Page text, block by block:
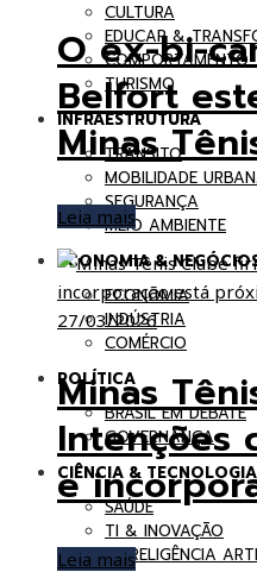
CULTURA
EDUCAR &
COMPORTAMENTO
TURISMO
INFRAESTRUTURA
TRÂNSITO
MOBILIDADE
SEGURANÇA
MEIO AMBIENTE
ECONOMIA &
ECONOMIA
INDÚSTRIA
COMÉRCIO
POLÍTICA
BRASIL EM DEBATE
GOVERNANÇA
CIÊNCIA & TECNOLOGIA
SAÚDE
TI & INOVAÇÃO
INTRELIGÊNCIA
O ex-bi-
Belfort
Minas
Leia mais
27/03/2026
Minas
Intenções
e
Leia mais